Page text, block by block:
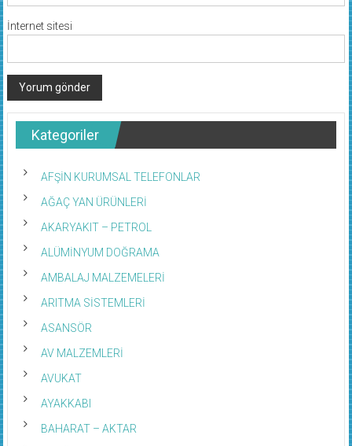
İnternet sitesi
Kategoriler
AFŞİN KURUMSAL TELEFONLAR
AĞAÇ YAN ÜRÜNLERİ
AKARYAKIT – PETROL
ALÜMİNYUM DOĞRAMA
AMBALAJ MALZEMELERİ
ARITMA SİSTEMLERİ
ASANSÖR
AV MALZEMLERİ
AVUKAT
AYAKKABI
BAHARAT – AKTAR